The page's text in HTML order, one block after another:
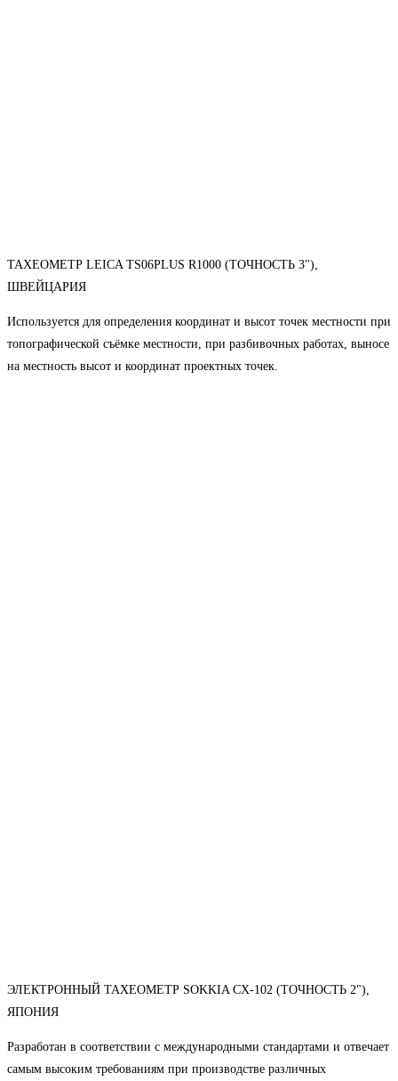
ТАХЕОМЕТР LEICA TS06PLUS R1000 (ТОЧНОСТЬ 3"),
ШВЕЙЦАРИЯ
Используется для определения координат и высот точек местности при
топографической съёмке местности, при разбивочных работах, выносе
на местность высот и координат проектных точек.
ЭЛЕКТРОННЫЙ ТАХЕОМЕТР SOKKIA CX-102 (ТОЧНОСТЬ 2"),
ЯПОНИЯ
Разработан в соответствии с международными стандартами и отвечает
самым высоким требованиям при производстве различных